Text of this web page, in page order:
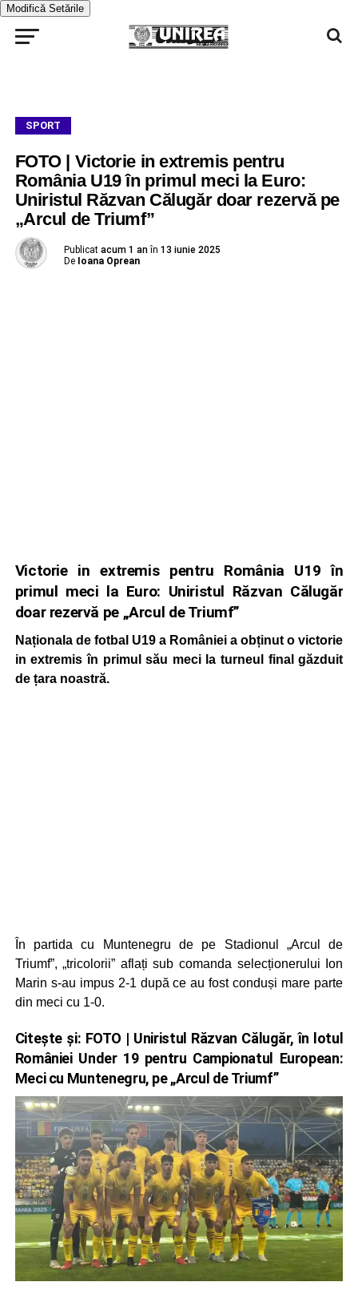
Modifică Setările
SPORT
FOTO | Victorie in extremis pentru
România U19 în primul meci la Euro:
Uniristul Răzvan Călugăr doar rezervă pe
„Arcul de Triumf”
Publicat acum 1 an în 13 iunie 2025
De Ioana Oprean
Victorie in extremis pentru România U19 în
primul meci la Euro: Uniristul Răzvan Călugăr
doar rezervă pe „Arcul de Triumf”
Naționala de fotbal U19 a României a obținut o victorie
in extremis în primul său meci la turneul final găzduit
de țara noastră.
În partida cu Muntenegru de pe Stadionul „Arcul de
Triumf”, „tricolorii” aflați sub comanda selecționerului Ion
Marin s-au impus 2-1 după ce au fost conduși mare parte
din meci cu 1-0.
Citește și: FOTO | Uniristul Răzvan Călugăr, în lotul
României Under 19 pentru Campionatul European:
Meci cu Muntenegru, pe „Arcul de Triumf”